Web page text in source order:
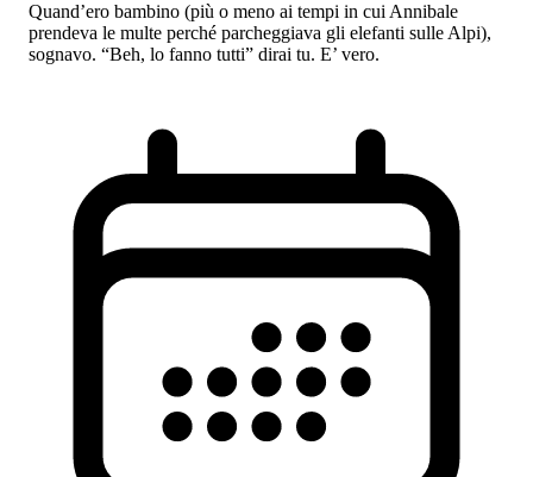
Quand’ero bambino (più o meno ai tempi in cui Annibale
prendeva le multe perché parcheggiava gli elefanti sulle Alpi),
sognavo. “Beh, lo fanno tutti” dirai tu. E’ vero.